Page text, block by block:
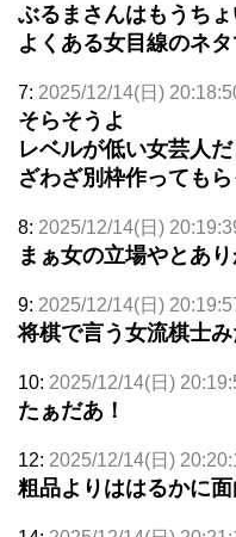
ぶるまさんはもうち
よくある女目線のネ
7: 2025/12/14(日)
そらそうよ
レベルが低い女芸人
ざわざ別枠作っても
8: 2025/12/14(日)
まぁ女の立場やとあ
9: 2025/12/14(日)
将棋で言う女流棋士
10: 2025/12/14(日)
たぁだあ！
12: 2025/12/14(日)
粗品よりははるかに